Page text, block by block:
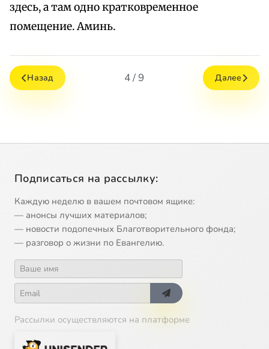
здесь, а там одно кратковременное
помещение. Аминь.
Назад 4 / 9 Далее
Подписаться на рассылку:
Каждую неделю в вашем почтовом ящике:
— анонсы лучших материалов;
— новости подопечных Благотворительного фонда;
— разговор о жизни по Евангелию.
Рассылки осуществляются на платформе